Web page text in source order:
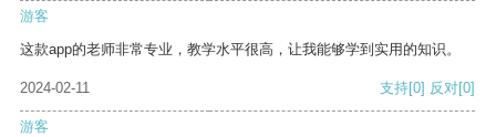
游客
这款app的老师非常专业，教学水平很高，让我能够学到实用的知识。
2024-02-11 支持[0] 反对[0]
游客